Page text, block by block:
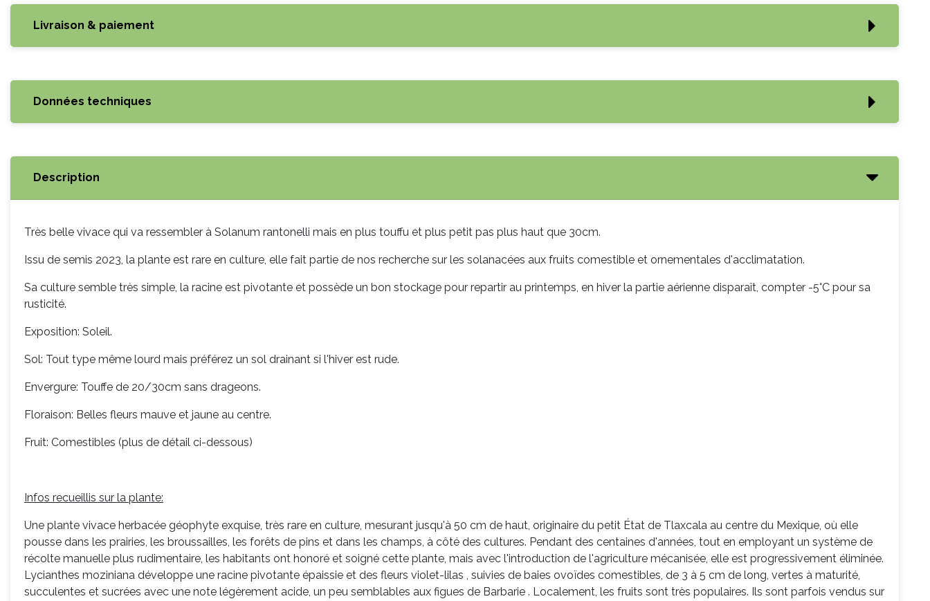
Livraison & paiement
Données techniques
Description
Très belle vivace qui va ressembler à Solanum rantonelli mais en plus touffu et plus petit pas plus haut que 30cm.
Issu de semis 2023, la plante est rare en culture, elle fait partie de nos recherche sur les solanacées aux fruits comestible et ornementales d'acclimatation.
Sa culture semble très simple, la racine est pivotante et possède un bon stockage pour repartir au printemps, en hiver la partie aérienne disparaît, compter -5°C pour sa
rusticité.
Exposition: Soleil.
Sol: Tout type même lourd mais préférez un sol drainant si l'hiver est rude.
Envergure: Touffe de 20/30cm sans drageons.
Floraison: Belles fleurs mauve et jaune au centre.
Fruit: Comestibles (plus de détail ci-dessous)
Infos recueillis sur la plante:
Une plante vivace herbacée géophyte exquise, très rare en culture, mesurant jusqu'à 50 cm de haut, originaire du petit État de Tlaxcala au centre du Mexique, où elle
pousse dans les prairies, les broussailles, les forêts de pins et dans les champs, à côté des cultures. Pendant des centaines d'années, tout en employant un système de
récolte manuelle plus rudimentaire, les habitants ont honoré et soigné cette plante, mais avec l'introduction de l'agriculture mécanisée, elle est progressivement éliminée.
Lycianthes moziniana développe une racine pivotante épaissie et des fleurs violet-lilas , suivies de baies ovoïdes comestibles, de 3 à 5 cm de long, vertes à maturité,
succulentes et sucrées avec une note légèrement acide, un peu semblables aux figues de Barbarie . Localement, les fruits sont très populaires. Ils sont parfois vendus sur